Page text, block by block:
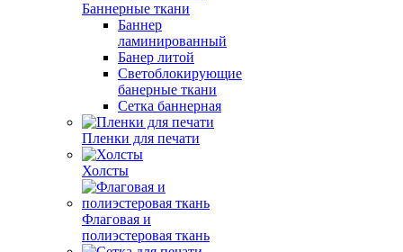
Баннерные ткани
Баннер
ламинированный
Банер литой
Светоблокирующие
банерные ткани
Сетка баннерная
Пленки для печати
Холсты
Флаговая и
полиэстеровая ткань